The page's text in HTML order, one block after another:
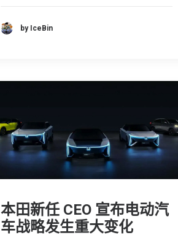
by IceBin
本田新任 CEO 宣布电动汽
车战略发生重大变化